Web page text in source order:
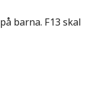
barna. F13 skal